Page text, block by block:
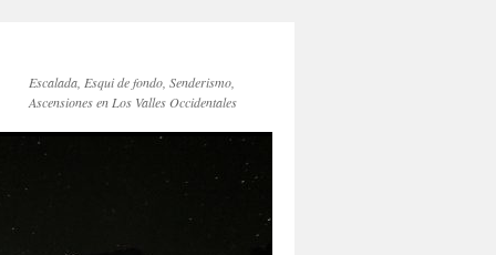
Escalada, Esqui de fondo, Senderismo,
Ascensiones en Los Valles Occidentales